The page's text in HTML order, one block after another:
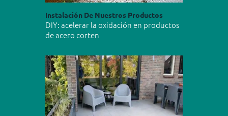
Instalación De Nuestros Productos
DIY: acelerar la oxidación en productos
de acero corten